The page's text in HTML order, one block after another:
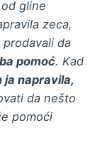
gline
zeca,
da
pomoć. Kad
ja napravila,
da nešto
pomoći